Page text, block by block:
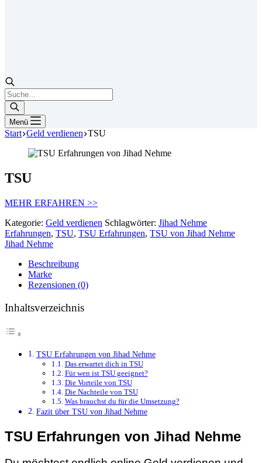
Products
search
Menü
Start Geld verdienen TSU
TSU
MEHR ERFAHREN >>
Kategorie: Geld verdienen Schlagwörter: Jihad Nehme
Erfahrungen, TSU, TSU Erfahrungen, TSU von Jihad Nehme
Jihad Nehme
Beschreibung
Marke
Rezensionen (0)
Inhaltsverzeichnis
TSU Erfahrungen von Jihad Nehme
Das erwartet dich in TSU
Für wen ist TSU geeignet?
Die Vorteile von TSU
Die Nachteile von TSU
Was brauchst du für die Umsetzung?
Fazit über TSU von Jihad Nehme
TSU Erfahrungen von Jihad Nehme